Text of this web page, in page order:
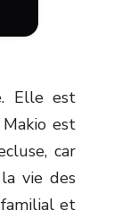
Elle est
est
car
la vie des
familial et